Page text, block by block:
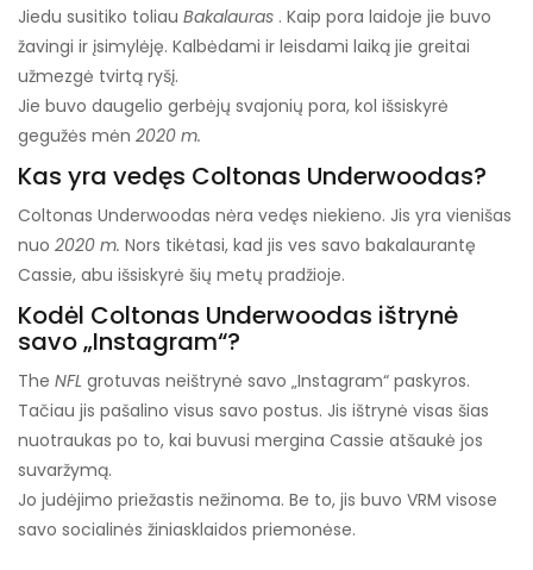
Jiedu susitiko toliau Bakalauras . Kaip pora laidoje jie buvo
žavingi ir įsimylėję. Kalbėdami ir leisdami laiką jie greitai
užmezgė tvirtą ryšį.
Jie buvo daugelio gerbėjų svajonių pora, kol išsiskyrė
gegužės mėn 2020 m.
Kas yra vedęs Coltonas Underwoodas?
Coltonas Underwoodas nėra vedęs niekieno. Jis yra vienišas
nuo 2020 m. Nors tikėtasi, kad jis ves savo bakalaurantę
Cassie, abu išsiskyrė šių metų pradžioje.
Kodėl Coltonas Underwoodas ištrynė
savo „Instagram“?
The NFL grotuvas neištrynė savo „Instagram“ paskyros.
Tačiau jis pašalino visus savo postus. Jis ištrynė visas šias
nuotraukas po to, kai buvusi mergina Cassie atšaukė jos
suvaržymą.
Jo judėjimo priežastis nežinoma. Be to, jis buvo VRM visose
savo socialinės žiniasklaidos priemonėse.